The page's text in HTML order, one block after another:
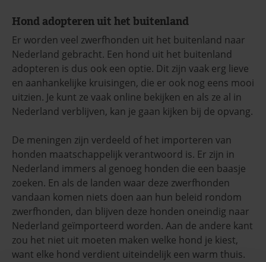
Hond adopteren uit het buitenland
Er worden veel zwerfhonden uit het buitenland naar
Nederland gebracht. Een hond uit het buitenland
adopteren is dus ook een optie. Dit zijn vaak erg lieve
en aanhankelijke kruisingen, die er ook nog eens mooi
uitzien. Je kunt ze vaak online bekijken en als ze al in
Nederland verblijven, kan je gaan kijken bij de opvang.
De meningen zijn verdeeld of het importeren van
honden maatschappelijk verantwoord is. Er zijn in
Nederland immers al genoeg honden die een baasje
zoeken. En als de landen waar deze zwerfhonden
vandaan komen niets doen aan hun beleid rondom
zwerfhonden, dan blijven deze honden oneindig naar
Nederland geïmporteerd worden. Aan de andere kant
zou het niet uit moeten maken welke hond je kiest,
want elke hond verdient uiteindelijk een warm thuis.